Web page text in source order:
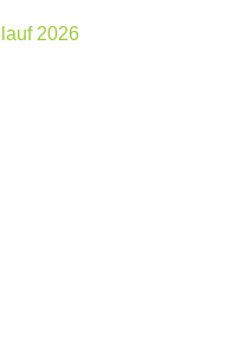
2026